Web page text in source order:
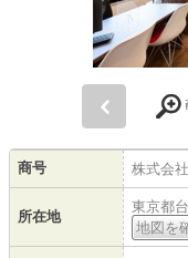
商号 株式会
所在地
東京都
地図を